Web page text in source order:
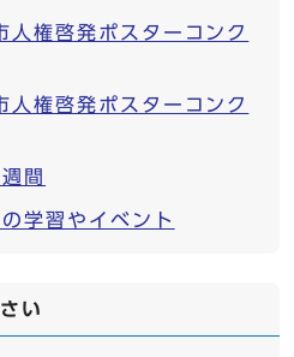
権啓発ポスターコンク
権啓発ポスターコンク
間
学習やイベント
い